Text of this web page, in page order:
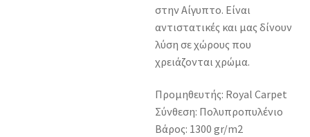
στην Αίγυπτο. Είναι
αντιστατικές και μας δίνουν
λύση σε χώρους που
χρειάζονται χρώμα.
Προμηθευτής: Royal Carpet
Σύνθεση: Πολυπροπυλένιο
Βάρος: 1300 gr/m2